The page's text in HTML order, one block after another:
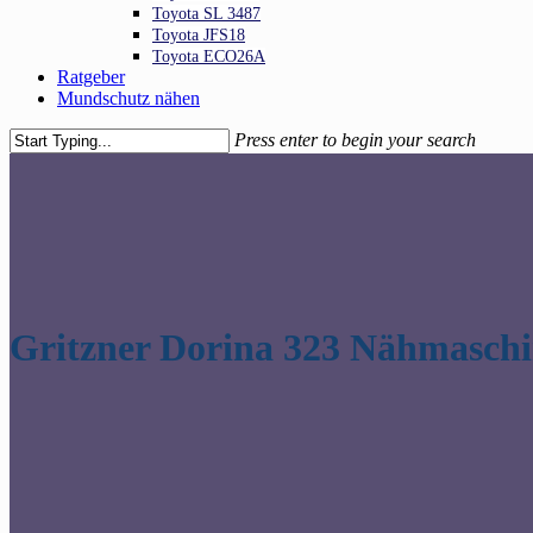
Toyota SL 3487
Toyota JFS18
Toyota ECO26A
Ratgeber
Mundschutz nähen
Press enter to begin your search
Gritzner Dorina 323